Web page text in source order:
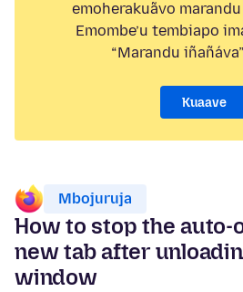
emoherakuãvo marandu
Emombe’u tembiapo
“Marandu
Kuaave
Mbojuruja
How to stop the auto-
new tab after
window